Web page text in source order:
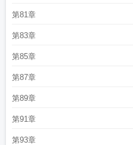
第81章
第83章
第85章
第87章
第89章
第91章
第93章